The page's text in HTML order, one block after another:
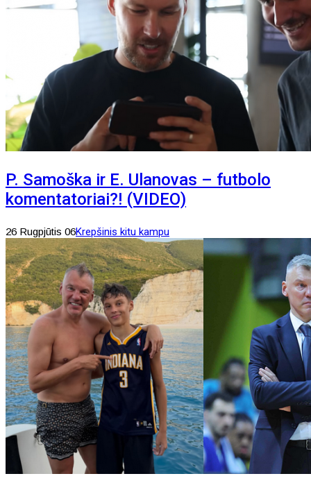
P. Samoška ir E. Ulanovas – futbolo
komentatoriai?! (VIDEO)
26 Rugpjūtis 06Krepšinis kitu kampu